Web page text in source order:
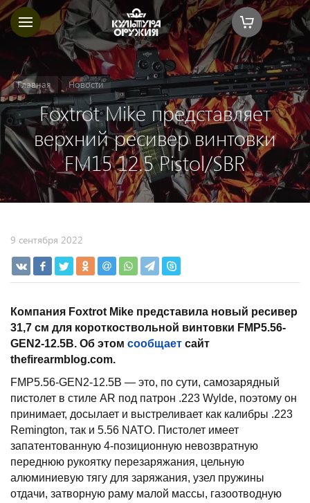
Главная Новости
Foxtrot Mike представляет
верхний ресивер винтовки
FM15 12.5 Pistol/SBR
9 сентября 2022
Компания Foxtrot Mike представила новый ресивер
31,7 см для короткоствольной винтовки FMP5.56-
GEN2-12.5B. Об этом сообщает сайт
thefirearmblog.com.
FMP5.56-GEN2-12.5B — это, по сути, самозарядный
пистолет в стиле AR под патрон .223 Wylde, поэтому он
принимает, досылает и выстреливает как калибры .223
Remington, так и 5.56 NATO. Пистолет имеет
запатентованную 4-позиционную невозвратную
переднюю рукоятку перезаряжания, цельную
алюминиевую тягу для заряжания, узел пружины
отдачи, затворную раму малой массы, газоотводную